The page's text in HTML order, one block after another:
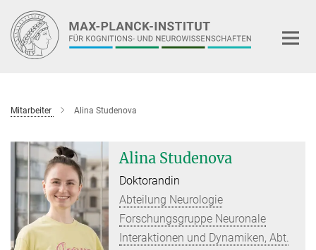
Hauptinhalt
Mitarbeiter Alina Studenova
Alina Studenova
Doktorandin
Abteilung Neurologie
Forschungsgruppe Neuronale
Interaktionen und Dynamiken, Abt.